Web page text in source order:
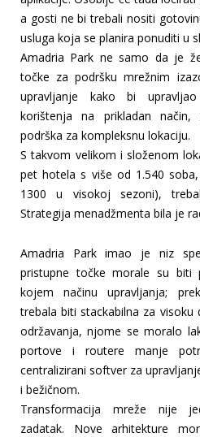
a gosti ne bi trebali nositi
usluga koja se planira ponuditi u
Amadria Park ne samo da je
točke za podršku mrežnim
upravljanje kako bi
korištenja na prikladan način,
podrška za kompleksnu lokaciju.
S takvom velikom i složenom
pet hotela s više od 1.540
1300 u visokoj sezoni),
Strategija menadžmenta bila je
Amadria Park imao je niz
pristupne točke morale su biti
kojem načinu upravljanja;
trebala biti stackabilna za
održavanja, njome se moralo
portove i routere manje
centralizirani softver za
i bežičnom.
Transformacija mreže nije
zadatak. Nove arhitekture